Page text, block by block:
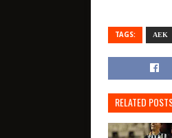
TAGS: ΑΕΚ
RELATED